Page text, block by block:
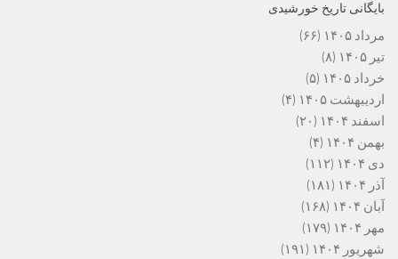
بایگانی تاریخ خورشیدی
مرداد ۱۴۰۵
(۶۶)
تیر ۱۴۰۵
(۸)
خرداد ۱۴۰۵
(۵)
اردیبهشت ۱۴۰۵
(۴)
اسفند ۱۴۰۴
(۲۰)
بهمن ۱۴۰۴
(۴)
دی ۱۴۰۴
(۱۱۲)
آذر ۱۴۰۴
(۱۸۱)
آبان ۱۴۰۴
(۱۶۸)
مهر ۱۴۰۴
(۱۷۹)
شهریور ۱۴۰۴
(۱۹۱)